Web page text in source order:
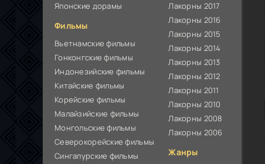
Японские дорамы
Фильмы
Вьетнамские фильмы
Гонконгские фильмы
Индонезийские фильмы
Китайские фильмы
Корейские фильмы
Малайзийские фильмы
Монгольские фильмы
Северокорейские фильмы
Сингапурские фильмы
Лакорны 2017
Лакорны 2016
Лакорны 2015
Лакорны 2014
Лакорны 2013
Лакорны 2012
Лакорны 2011
Лакорны 2010
Лакорны 2008
Лакорны 2006
Жанры